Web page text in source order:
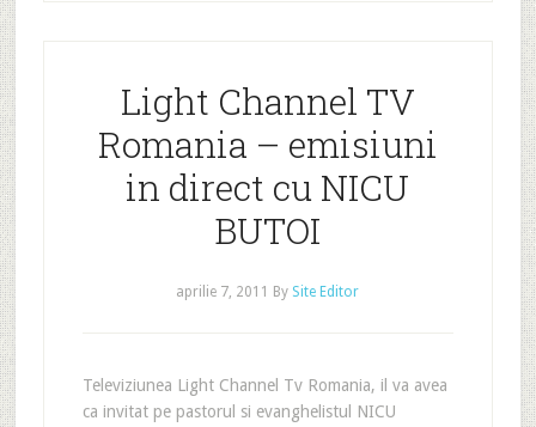
Light Channel TV
Romania – emisiuni
in direct cu NICU
BUTOI
aprilie 7, 2011 By Site Editor
Televiziunea Light Channel Tv Romania, il va avea
ca invitat pe pastorul si evanghelistul NICU